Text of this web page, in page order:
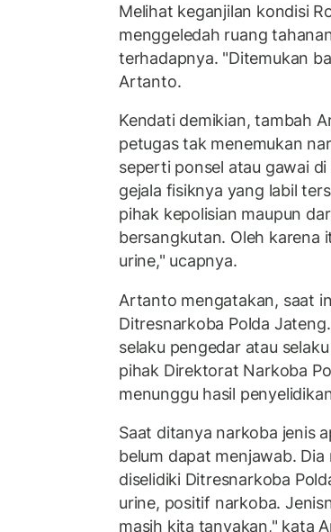
Melihat keganjilan kondisi
menggeledah ruang
terhadapnya. "Ditemukan
Artanto.
Kendati demikian, tambah
petugas tak menemukan
seperti ponsel atau gawai
gejala fisiknya yang labil
pihak kepolisian maupun
bersangkutan. Oleh karena
urine," ucapnya.
Artanto mengatakan, saat
Ditresnarkoba Polda
selaku pengedar atau
pihak Direktorat Narkoba
menunggu hasil
Saat ditanya narkoba jenis
belum dapat menjawab.
diselidiki Ditresnarkoba
urine, positif narkoba.
masih kita tanyakan," kata